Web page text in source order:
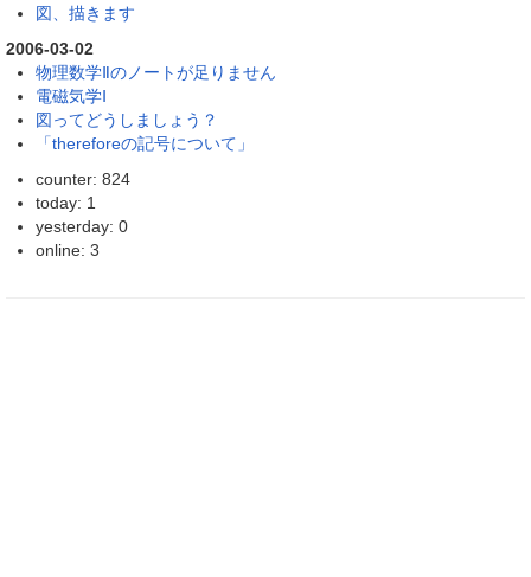
図、描きます
2006-03-02
物理数学Ⅱのノートが足りません
電磁気学Ⅰ
図ってどうしましょう？
「thereforeの記号について」
counter: 824
today: 1
yesterday: 0
online: 3